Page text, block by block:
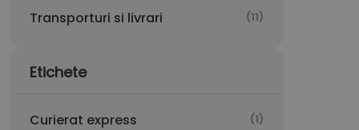
Transporturi si livrari (11)
Etichete
Curierat express (1)